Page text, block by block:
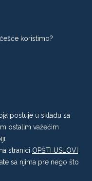
koristimo?
posluje u skladu sa
ostalim važećim
stranici OPŠTI USLOVI
sa njima pre nego što